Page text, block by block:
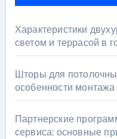
Характеристики
светом и террасой в
Шторы для
особенности монтажа
Партнерские
сервиса: основные